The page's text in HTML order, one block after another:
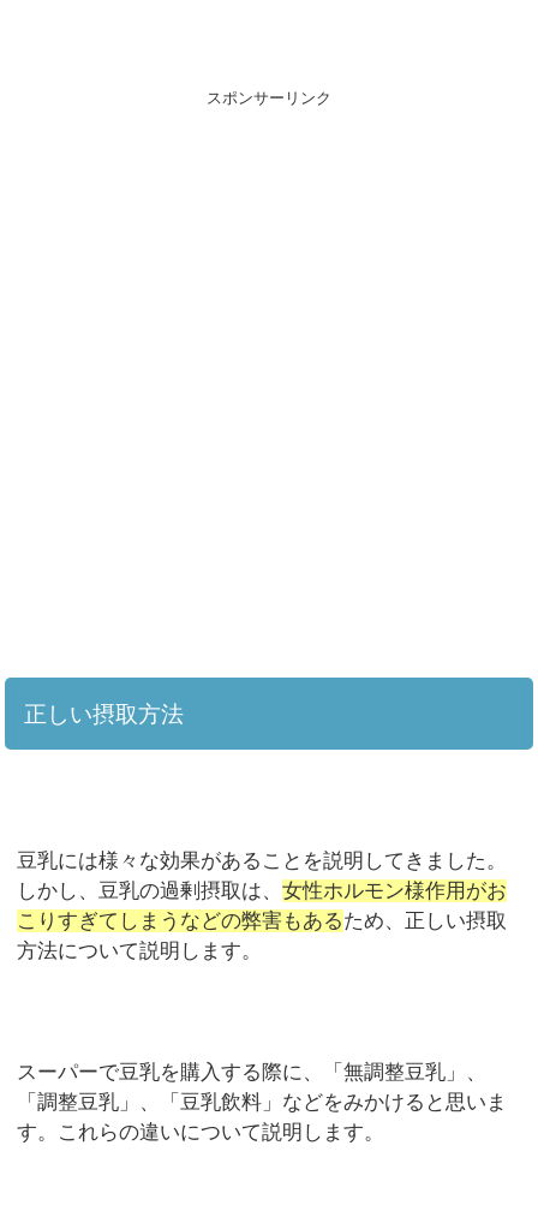
スポンサーリンク
正しい摂取方法
豆乳には様々な効果があることを説明してきました。
しかし、豆乳の過剰摂取は、女性ホルモン様作用がお
こりすぎてしまうなどの弊害もあるため、正しい摂取
方法について説明します。
スーパーで豆乳を購入する際に、「無調整豆乳」、
「調整豆乳」、「豆乳飲料」などをみかけると思いま
す。これらの違いについて説明します。